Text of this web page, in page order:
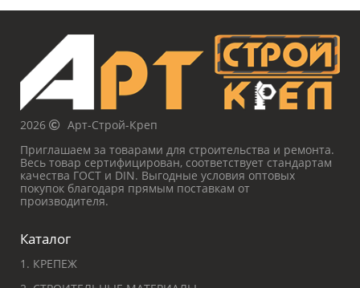
2026
Арт-Строй-Креп
Приглашаем за товарами для строительства и ремонта.
Весь товар сертифицирован, соответствует стандартам
качества ГОСТ и DIN. Выгодные условия оптовых
покупок благодаря прямым поставкам от
производителя.
Каталог
1. КРЕПЕЖ